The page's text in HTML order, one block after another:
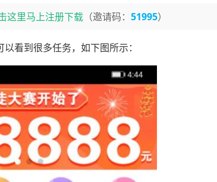
这里马上注册下载 （邀请码： 51995）
看到很多任务，如下图所示：